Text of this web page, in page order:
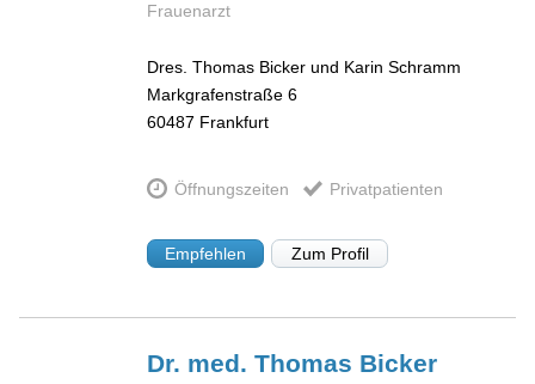
Frauenarzt
Dres. Thomas Bicker und Karin Schramm
Markgrafenstraße 6
60487 Frankfurt
Öffnungszeiten Privatpatienten
Empfehlen Zum Profil
Dr. med. Thomas Bicker